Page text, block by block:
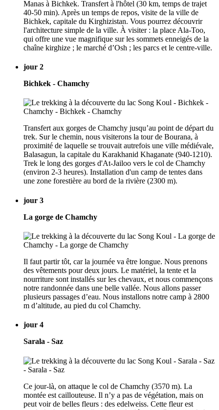
Manas à Bichkek. Transfert à l'hôtel (30 km, temps de trajet
40-50 min). Après un temps de repos, visite de la ville de
Bichkek, capitale du Kirghizistan. Vous pourrez découvrir
l'architecture simple de la ville. À visiter : la place Ala-Too,
qui offre une vue magnifique sur les sommets enneigés de la
chaîne kirghize ; le marché d’Osh ; les parcs et le centre-ville.
jour 2
Bichkek - Chamchy
Transfert aux gorges de Chamchy jusqu’au point de départ du
trek. Sur le chemin, nous visiterons la tour de Bourana, à
proximité de laquelle se trouvait autrefois une ville médiévale,
Balasagun, la capitale du Karakhanid Khaganate (940-1210).
Trek le long des gorges d'At-Jailoo vers le col de Chamchy
(environ 2-3 heures). Installation d'un camp de tentes dans
une zone forestière au bord de la rivière (2300 m).
jour 3
La gorge de Chamchy
Il faut partir tôt, car la journée va être longue. Nous prenons
des vêtements pour deux jours. Le matériel, la tente et la
nourriture sont installés sur les chevaux, et nous commençons
notre randonnée dans une belle vallée. Nous allons passer
plusieurs passages d’eau. Nous installons notre camp à 2800
m d’altitude, au pied du col Chamchy.
jour 4
Sarala - Saz
Ce jour-là, on attaque le col de Chamchy (3570 m). La
montée est caillouteuse. Il n’y a pas de végétation, mais on
peut voir de belles fleurs : des edelweiss. Cette fleur est